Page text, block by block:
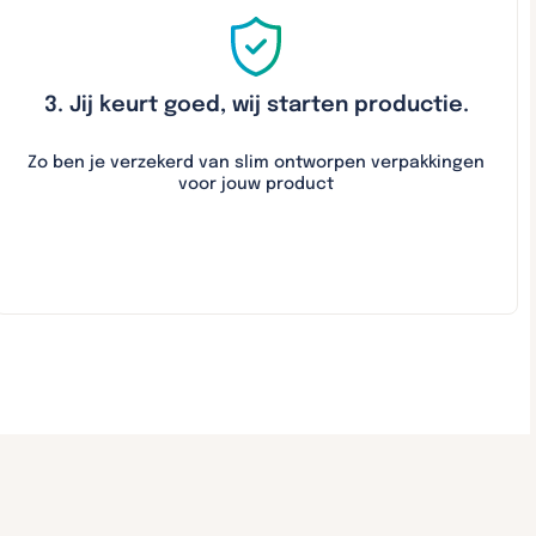
3. Jij keurt goed, wij starten productie.
Zo ben je verzekerd van slim ontworpen verpakkingen
voor jouw product